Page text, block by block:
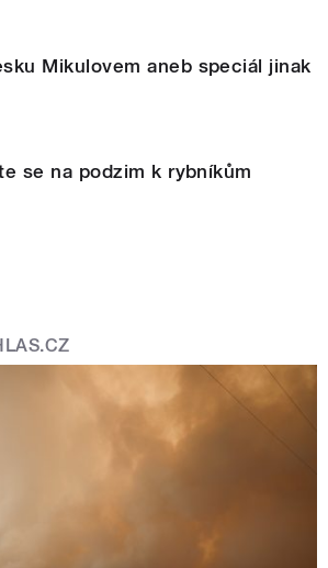
Mikulovem aneb speciál jinak
se na podzim k rybníkům